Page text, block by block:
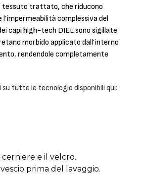
tessuto trattato, che riducono
complessiva del
capi high-tech DIEL sono sigillate
morbido applicato dall’interno
rendendole completamente
tutte le tecnologie disponibili qui:
e il velcro.
prima del lavaggio.